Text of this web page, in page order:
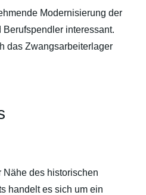
Modernisierung der
interessant.
das Zwangsarbeiterlager
des historischen
handelt es sich um ein